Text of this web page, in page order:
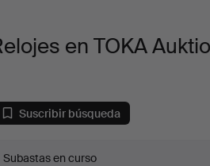
en TOKA
Suscribir búsqueda
Subastas en curso